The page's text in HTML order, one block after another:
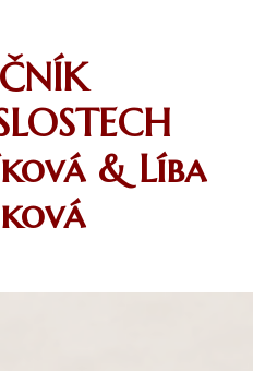
& Líba